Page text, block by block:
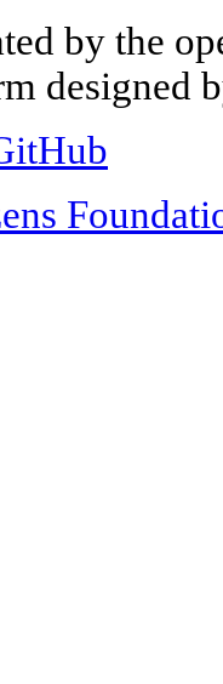
by the
designed